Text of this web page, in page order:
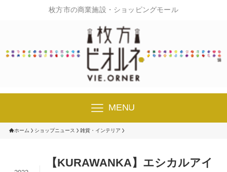
枚方市の商業施設・ショッピングモール
MENU
ホーム ショップニュース 雑貨・インテリア
【KURAWANKA】エシカルアイ